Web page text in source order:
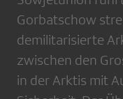
Gorbatschow
demilitarisierte
zwischen den
in der Arktis mit